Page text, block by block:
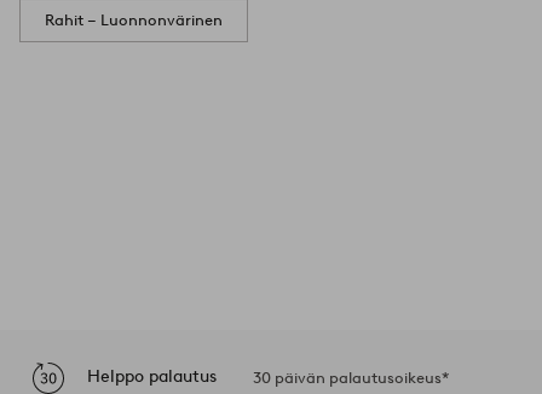
Rahit – Luonnonvärinen
Helppo palautus 30 päivän palautusoikeus*